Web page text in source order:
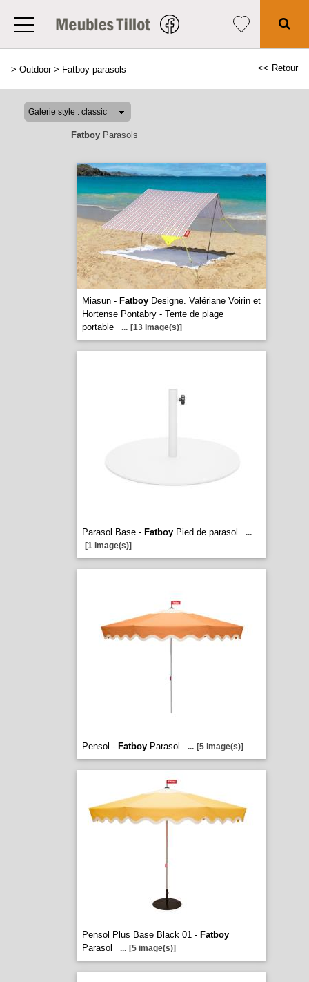
> Outdoor> Fatboy parasols << Retour
FatboyParasols
Miasun - FatboyDesigne. Valériane Voirin et
Hortense Pontabry - Tente de plage
portable
... [13 image(s)]
Parasol Base - FatboyPied de parasol
...
[1 image(s)]
Pensol - FatboyParasol ... [5 image(s)]
Pensol Plus Base Black 01 - Fatboy
Parasol
... [5 image(s)]